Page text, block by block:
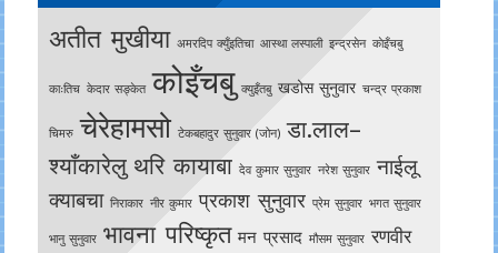
अतीत मुखीया अमरदिप क्युँइतिचा आस्था लस्पाली इन्द्रसेन काेइँचबु
काःतिच केदार सङ्केत कोइँचबु क्युइँतबु खडोस सुनुवार चन्द्र प्रकाश
चिमरु चेरेहामसो टेकबहादुर सुनुवार (जोन) डा.लाल–
श्याँकारेलु थरि कायाबा देव कुमार सुनुवार नरेश सुनुवार नाईलू
क्याबचा निराकार नीर कुमार प्रकाश सुनुवार प्रेम सुनुवार भगत सुनुवार
भानु सुनुवार भावना परिष्कृत मन प्रसाद मौसम सुनुवार रणवीर